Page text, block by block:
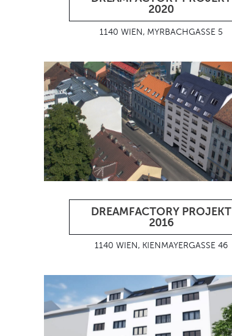
2020
1140 WIEN, MYRBACHGASSE 5
DREAMFACTORY PROJEKT
2016
1140 WIEN, KIENMAYERGASSE 46